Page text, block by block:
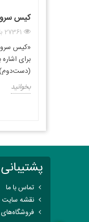
دسته بندی
کیس
27361 بازدید
«کیس
برای
(دست‌دوم)
بخوانید
پشتیبانی
تماس با ما
نقشه سایت